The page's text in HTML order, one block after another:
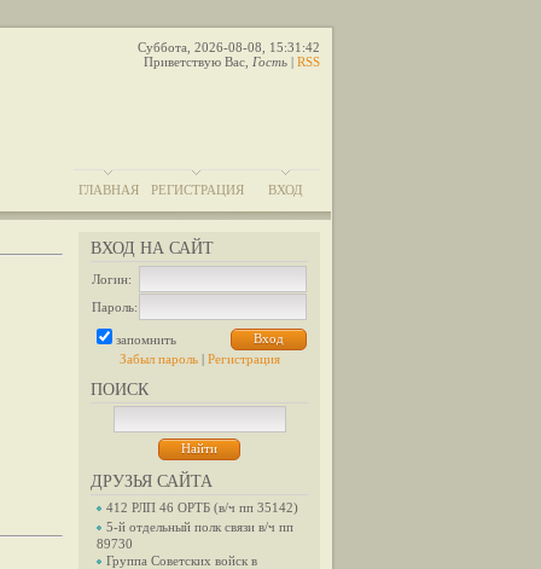
Суббота, 2026-08-08, 15:31:42
Приветствую Вас Гость | RSS
ГЛАВНАЯ РЕГИСТРАЦИЯ ВХОД
ВХОД НА САЙТ
Логин:
Пароль:
запомнить
Забыл пароль| Регистрация
ПОИСК
ДРУЗЬЯ САЙТА
412 РЛП 46 ОРТБ (в/ч пп 35142)
5-й отдельный полк связи в/ч пп
89730
Группа Советских войск в